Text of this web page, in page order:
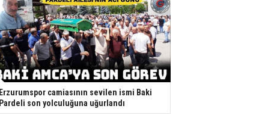
Erzurumspor camiasının sevilen ismi Baki
Pardeli son yolculuğuna uğurlandı